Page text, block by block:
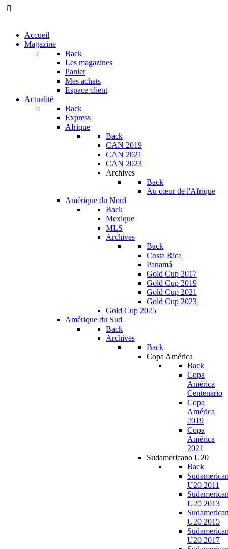
Accueil
Magazine
Back
Les magazines
Panier
Mes achats
Espace client
Actualité
Back
Express
Afrique
Back
CAN 2019
CAN 2021
CAN 2023
Archives
Back
Au cœur de l'Afrique
Amérique du Nord
Back
Mexique
MLS
Archives
Back
Costa Rica
Panamá
Gold Cup 2017
Gold Cup 2019
Gold Cup 2021
Gold Cup 2023
Gold Cup 2025
Amérique du Sud
Back
Archives
Back
Copa América
Back
Copa
América
Centenario
Copa
América
2019
Copa
América
2021
Sudamericano U20
Back
U20 2011
U20 2013
U20 2015
U20 2017